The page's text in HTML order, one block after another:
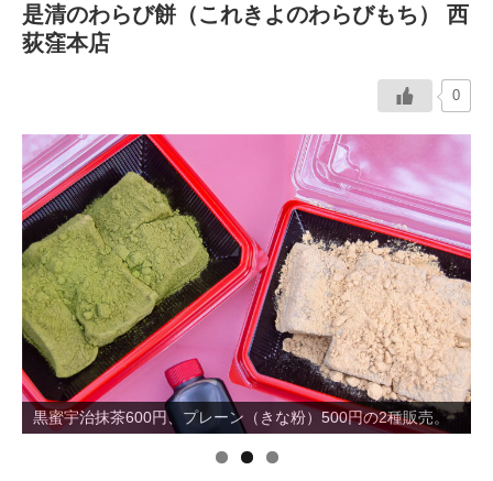
ショッピング
特集
連載
中央線フェス
イベント情報
おしらせ
駅から探す
是清のわらび餅（これきよのわらびもち） 西
荻窪本店
0
黒蜜宇治抹茶600円、プレーン（きな粉）500円の2種販売。
「地元からわらび餅の魅力を発信したい」と西荻窪出身の髙
橋さん。